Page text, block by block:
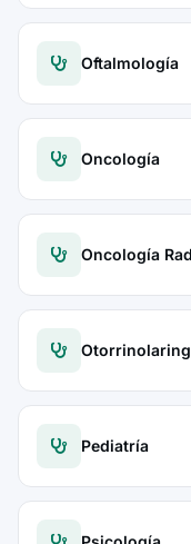
Oftalmología
Oncología
Oncología
Pediatría